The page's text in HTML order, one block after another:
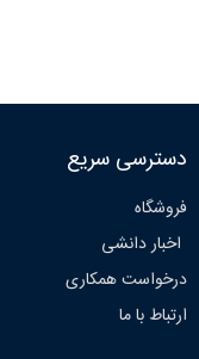
دسترسی سریع
فروشگاه
اخبار دانشی
درخواست همکاری
ارتباط با ما